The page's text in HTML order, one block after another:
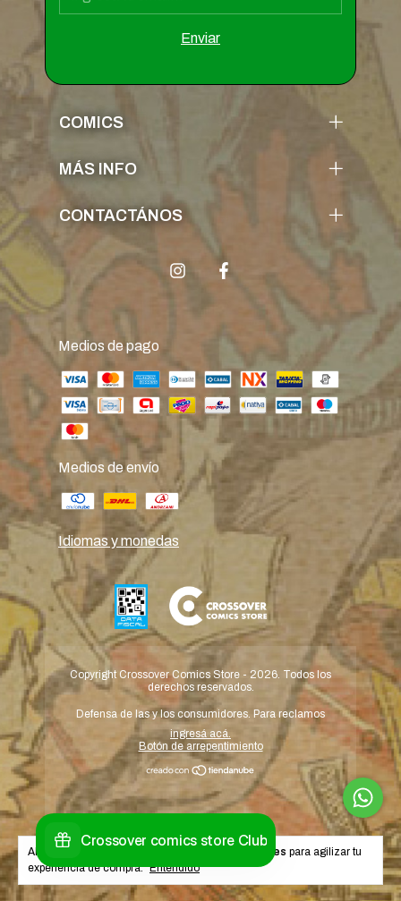
Al navegar por este sitio aceptás el uso de cookies para agilizar tu
experiencia de compra. Entendido
COMICS
MÁS INFO
CONTACTÁNOS
Medios de pago
Medios de envío
Idiomas y monedas
Copyright Crossover Comics Store - 2026. Todos los
derechos reservados.
Defensa de las y los consumidores. Para reclamos
ingresá acá.
Botón de arrepentimiento